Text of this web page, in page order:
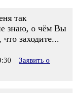
так
знаю, о чём Вы
заходите...
Заявить о